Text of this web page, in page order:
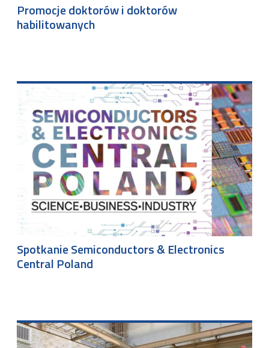
Promocje doktorów i doktorów
habilitowanych
Spotkanie Semiconductors & Electronics
Central Poland